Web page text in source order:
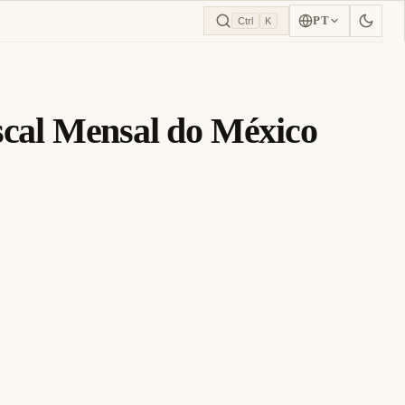
Ctrl K PT
Mensal do México